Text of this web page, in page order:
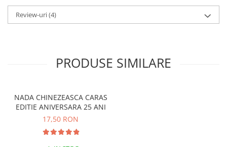
Crosete si burghie pescuit
Pescuit la Spinning
Lansete spinning
Mulinete spinning
Fire spinning
Sisteme de prindere
Caracteristici:
Greutate: 100g
Review-uri(4)
PRODUSE SIMILARE
NADA CHINEZEASCA CARAS
EDITIE ANIVERSARA 25 ANI
17,50 RON